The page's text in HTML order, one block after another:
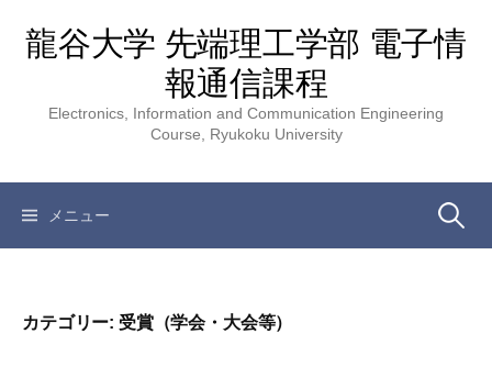
龍谷大学 先端理工学部 電子情
報通信課程
Electronics, Information and Communication Engineering
Course, Ryukoku University
メニュー 検
カテゴリー: 受賞（学会・大会等）